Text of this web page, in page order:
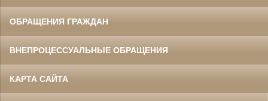
ОБРАЩЕНИЯ ГРАЖДАН
ВНЕПРОЦЕССУАЛЬНЫЕ ОБРАЩЕНИЯ
КАРТА САЙТА